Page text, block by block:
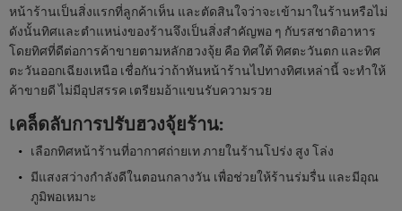
หน้าร้านเป็นสิ่งแรกที่ลูกค้าเห็น และตัดสินใจว่าจะเข้ามาในร้านหรือไม่
ดังนั้นทิศและตำแหน่งของร้านจึงเป็นสิ่งสำคัญพอ ๆ กับรสชาติอาหาร
โดยทิศที่ดีต่อการค้าขายตามหลักฮวงจุ้ย คือ ทิศใต้ ทิศตะวันตก และทิศ
ตะวันออกเฉียงเหนือ เชื่อกันว่าถ้าหันหน้าร้านไปทางทิศเหล่านี้ จะทำให้
ค้าขายดี ไม่มีอุปสรรค เตรียมอ้าแขนรับความรวย
เคล็ดลับการปรับฮวงจุ้ยร้าน:
เลือกทิศหน้าร้านที่อากาศถ่ายเท ภายในร้านโปร่ง สูง โล่ง
มีแสงสว่างกำลังดีในตอนกลางวัน เพื่อช่วยให้ร้านร่มรื่น และมีอุณ
ภูมิพอเหมาะ